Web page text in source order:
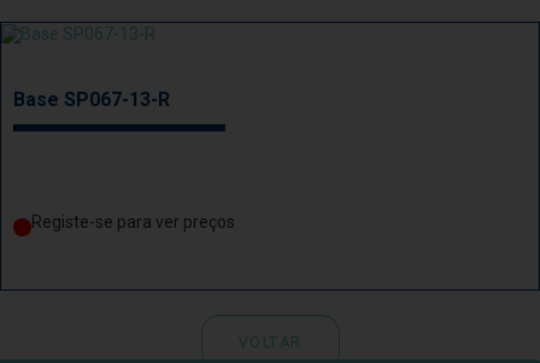
Base SP067-13-R
Registe-se para ver preços
VOLTAR